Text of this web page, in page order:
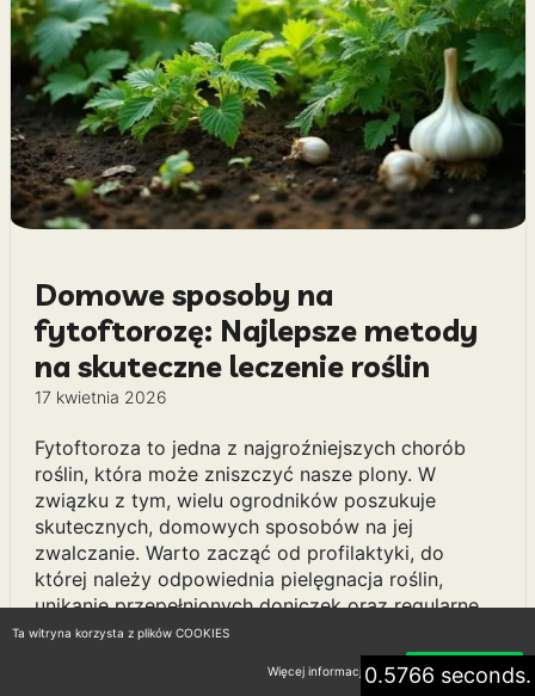
Domowe sposoby na
fytoftorozę: Najlepsze metody
na skuteczne leczenie roślin
17 kwietnia 2026
Fytoftoroza to jedna z najgroźniejszych chorób
roślin, która może zniszczyć nasze plony. W
związku z tym, wielu ogrodników poszukuje
skutecznych, domowych sposobów na jej
zwalczanie. Warto zacząć od profilaktyki, do
której należy odpowiednia pielęgnacja roślin,
unikanie przepełnionych doniczek oraz regularne
monitorowanie stanu zdrowia roślin. W przypadku
zauważenia pierwszych objawów choroby,
skutecznym rozwiązaniem może być zastosowanie
0.5766 seconds.
Ta witryna korzysta z plików COOKIES
Więcej informacji Akceptuję